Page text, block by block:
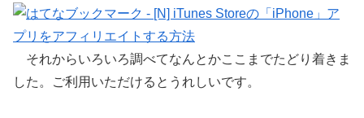
それからいろいろ調べてなんとかここまでたどり着きま
した。ご利用いただけるとうれしいです。